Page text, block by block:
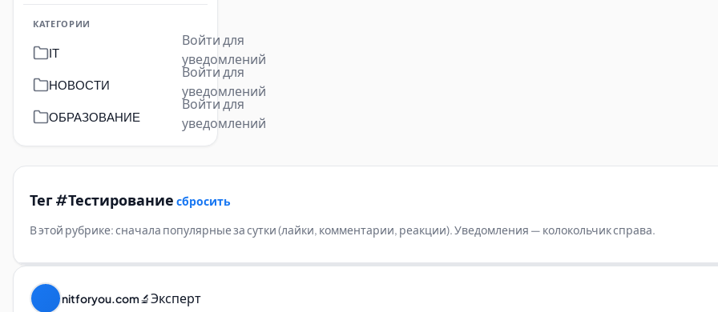
КАТЕГОРИИ
IT
Войти для
уведомлений
НОВОСТИ
Войти для
уведомлений
ОБРАЗОВАНИЕ
Войти для
уведомлений
Тег #Тестирование сбросить
В этой рубрике: сначала популярные за сутки (лайки, комментарии, реакции). Уведомления — колокольчик справа.
nitforyou.com🔬Эксперт